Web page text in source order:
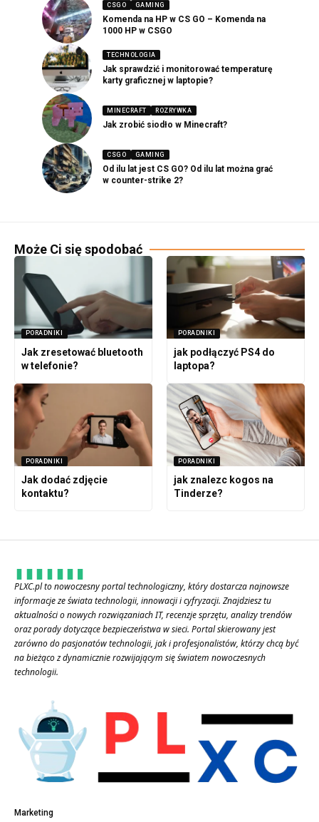
CSGO GAMING
Komenda na HP w CS GO – Komenda na
1000 HP w CSGO
TECHNOLOGIA
Jak sprawdzić i monitorować temperaturę
karty graficznej w laptopie?
MINECRAFT ROZRYWKA
Jak zrobić siodło w Minecraft?
CSGO GAMING
Od ilu lat jest CS GO? Od ilu lat można grać
w counter-strike 2?
Może Ci się spodobać
PORADNIKI
Jak zresetować bluetooth
w telefonie?
PORADNIKI
jak podłączyć PS4 do
laptopa?
PORADNIKI
Jak dodać zdjęcie
kontaktu?
PORADNIKI
jak znalezc kogos na
Tinderze?
PLXC.pl to nowoczesny portal technologiczny, który dostarcza najnowsze
informacje ze świata technologii, innowacji i cyfryzacji. Znajdziesz tu
aktualności o nowych rozwiązaniach IT, recenzje sprzętu, analizy trendów
oraz porady dotyczące bezpieczeństwa w sieci. Portal skierowany jest
zarówno do pasjonatów technologii, jak i profesjonalistów, którzy chcą być
na bieżąco z dynamicznie rozwijającym się światem nowoczesnych
technologii.
Marketing